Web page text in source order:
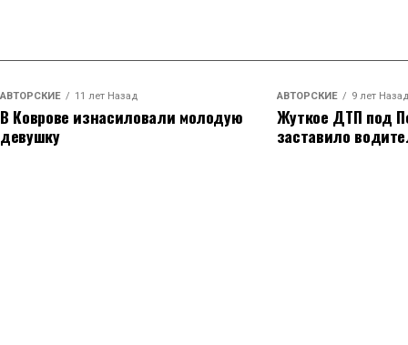
АВТОРСКИЕ 11 лет Назад
В Коврове изнасиловали молодую
девушку
АВТОРСКИЕ 9 лет Назад
Жуткое ДТП под
заставило